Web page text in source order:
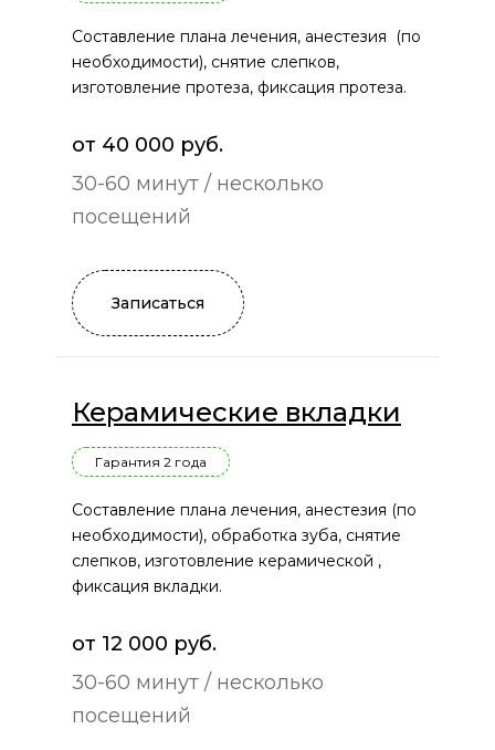
Составление плана лечения, анестезия (по
необходимости), снятие слепков,
изготовление протеза, фиксация протеза.
от 40 000 руб.
30-60 минут / несколько
посещений
Записаться
Керамические вкладки
Гарантия 2 года
Составление плана лечения, анестезия (по
необходимости), обработка зуба, снятие
слепков, изготовление керамической ,
фиксация вкладки.
от 12 000 руб.
30-60 минут / несколько
посещений